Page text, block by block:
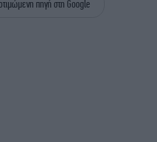
ΖΩΔΙΑ
πηγή στη Google